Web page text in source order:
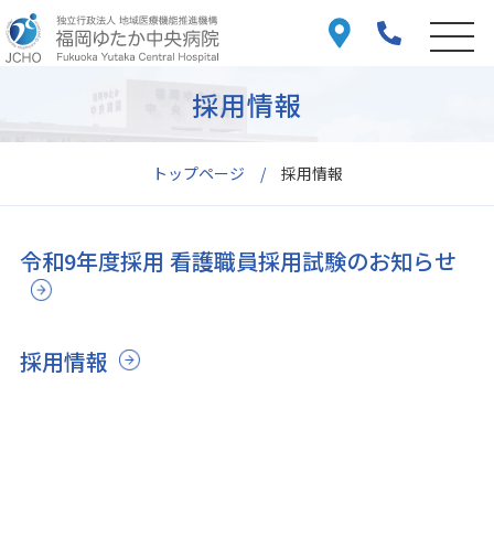
トップページ 採用情報
採用情報
令和9年度採用 看護職員採用試験のお知らせ
採用情報